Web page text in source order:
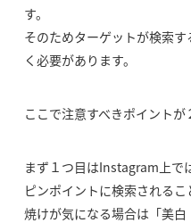
す。
そのためターゲットが検索
く必要があります。
ここで注意すべきポイントが
まず１つ目はInstagram上で
ピンポイントに検索される
焼けが気になる場合は「美